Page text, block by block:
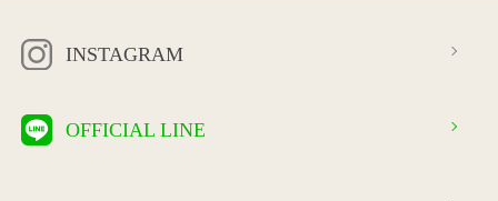
INSTAGRAM
OFFICIAL LINE